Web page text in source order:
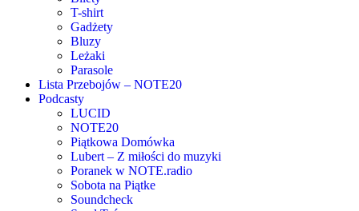
T-shirt
Gadżety
Bluzy
Leżaki
Parasole
Lista Przebojów – NOTE20
Podcasty
LUCID
NOTE20
Piątkowa Domówka
Lubert – Z miłości do muzyki
Poranek w NOTE.radio
Sobota na Piątke
Soundcheck